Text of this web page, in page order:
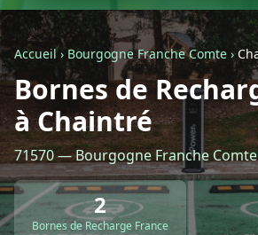
Retour à la
CGU-Confidentialité- Service
Accueil› Bourgogne Franche Comte ›
Bornes de
à Chaintré
71570 — Bourgogne Franche Comte
2
Bornes de Recharge France